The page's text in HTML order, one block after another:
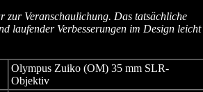
zur Veranschaulichung. Das tatsächliche
laufender Verbesserungen im Design leicht
Olympus Zuiko (OM) 35 mm SLR-
Objektiv